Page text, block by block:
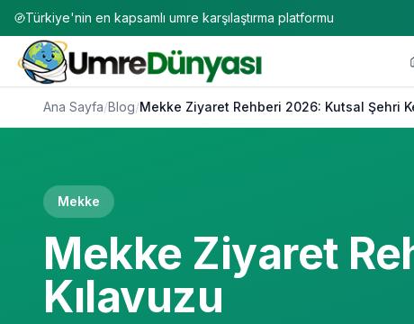
Türkiye'nin en kapsamlı umre karşılaştırma platformu
Ana Sayfa/Blog/Mekke Ziyaret Rehberi 2026: Kutsal Şehri
Mekke
Mekke Ziyaret
Kılavuzu